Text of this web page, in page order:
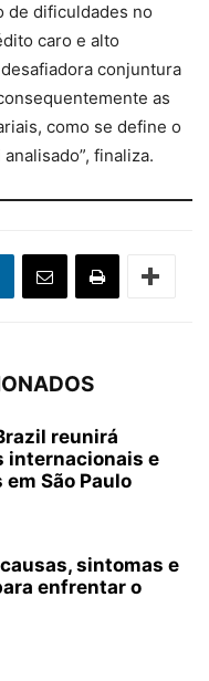
de dificuldades no
caro e alto
conjuntura
as
como se define o
finaliza.
reunirá
internacionais e
São Paulo
sintomas e
enfrentar o